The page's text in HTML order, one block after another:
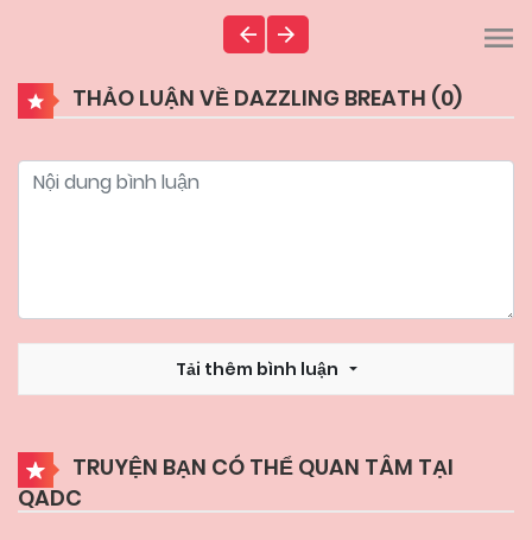
THẢO LUẬN VỀ DAZZLING BREATH (0)
Tải thêm bình luận
TRUYỆN BẠN CÓ THỂ QUAN TÂM TẠI
QADC